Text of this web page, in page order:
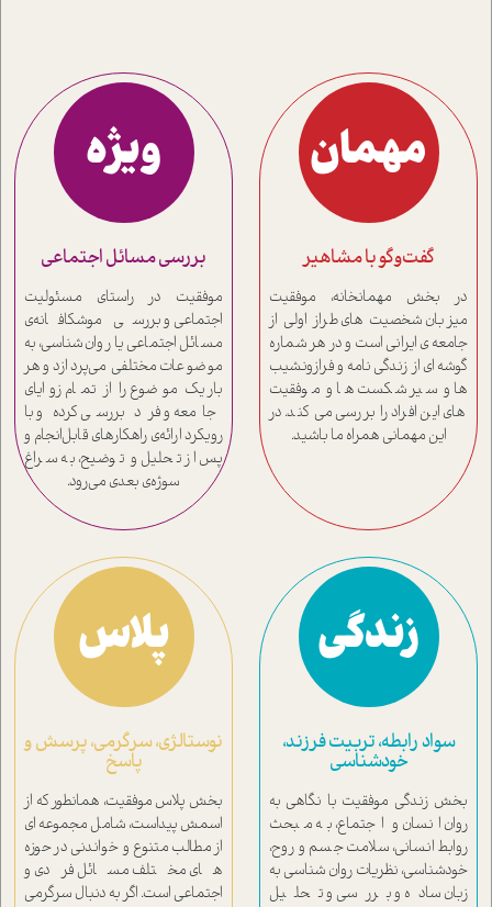
مهمان
گفت‌و‌گو با مشاهیر
در بخش مهمانخانه، موفقیت
میزبان شخصیت های طراز اولی از
جامعه ی ایرانی است و در هر شماره
گوشه ای از زندگی نامه و فرازونشیب
ها و سیر شکست ها و موفقیت
های این افراد را بررسی می کند. در
این مهمانی همراه ما باشید.
ویژه
بررسی مسائل اجتماعی
موفقیت در راستای مسئولیت
اجتماعی و بررسی موشکافانه‌ی
مسائل اجتماعی یا روان‌شناسی، به
موضوعات مختلفی می‌پردازد و هر
بار یک موضوع را از تمام زوایای
جامعه و فرد بررسی کرده و با
رویکرد ارائه‌ی راهکارهای قابل‌انجام و
پس از تحلیل و توضیح، به سراغ
سوژه‌ی بعدی می‌رود.
زندگی
سواد رابطه، تربیت فرزند،
خودشناسی
بخش زندگی موفقیت با نگاهی به
روان انسان و اجتماع، به مبحث
روابط انسانی، سلامت جسم و روح،
خودشناسی، نظریات روان شناسی به
زبان ساده و بررسی و تحلیل
پلاس
نوستالژی، سرگرمی، پرسش و
پاسخ
بخش پلاس موفقیت، همانطور که از
اسمش پیداست، شامل مجموعه ای
از مطالب متنوع و خواندنی در حوزه
های مختلف مسائل فردی و
اجتماعی است. اگر به دنبال سرگرمی